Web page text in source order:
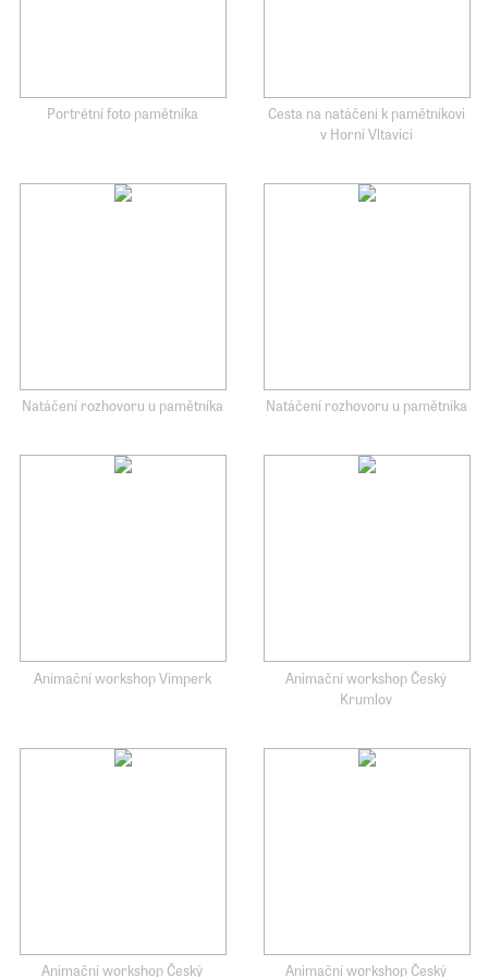
Portrétní foto pamětníka
Cesta na natáčení k pamětníkovi
v Horní Vltavici
Natáčení rozhovoru u pamětníka Natáčení rozhovoru u pamětníka
Animační workshop Vimperk
Animační workshop Český
Krumlov
Animační workshop Český Animační workshop Český